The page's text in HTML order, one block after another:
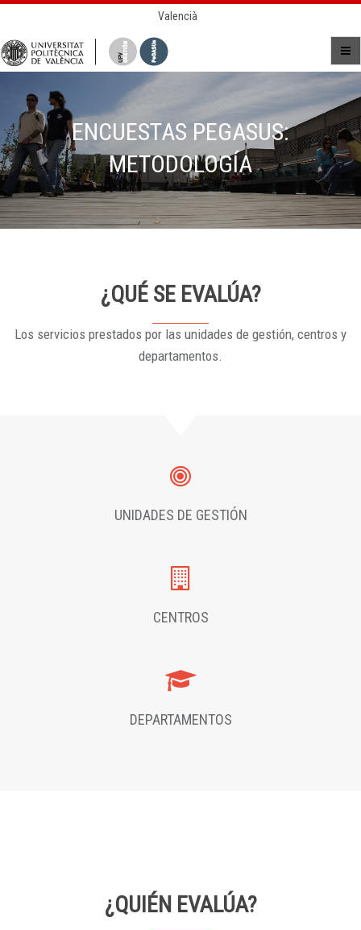
Valencià
ENCUESTAS PEGASUS:
METODOLOGÍA
¿QUÉ SE EVALÚA?
Los servicios prestados por las unidades de gestión, centros y
departamentos.
UNIDADES DE GESTIÓN
CENTROS
DEPARTAMENTOS
¿QUIÉN EVALÚA?